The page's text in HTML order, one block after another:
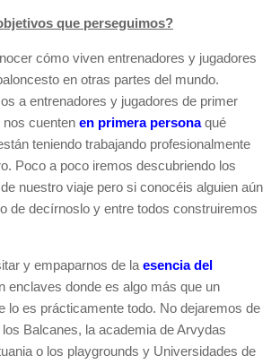
que perseguimos?
cómo viven entrenadores y jugadores
en otras partes del mundo.
a entrenadores y jugadores de primer
nos cuenten en primera personaqué
teniendo trabajando profesionalmente
Poco a poco iremos descubriendo los
nuestro viaje pero si conocéis alguien aún
de decírnoslo y entre todos construiremos
y empaparnos de la esencia del
enclaves donde es algo más que un
lo es prácticamente todo. No dejaremos de
Balcanes, la academia de Arvydas
o los playgrounds y Universidades de